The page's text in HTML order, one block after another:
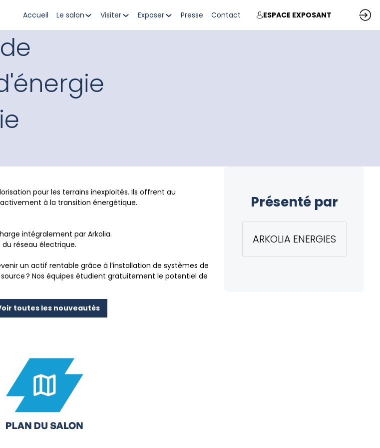
Accueil Le salon Visiter Exposer Presse Contact ESPACE EXPOSANT
pour les terrains inexploités. Ils offrent au
à la transition énergétique.
intégralement par Arkolia.
réseau électrique.
un actif rentable grâce à l’installation de systèmes de
? Nos équipes étudient gratuitement le potentiel de
Présenté par
ARKOLIA ENERGIES
toutes les nouveautés